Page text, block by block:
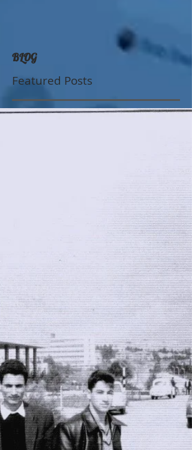
BLOG
Featured Posts